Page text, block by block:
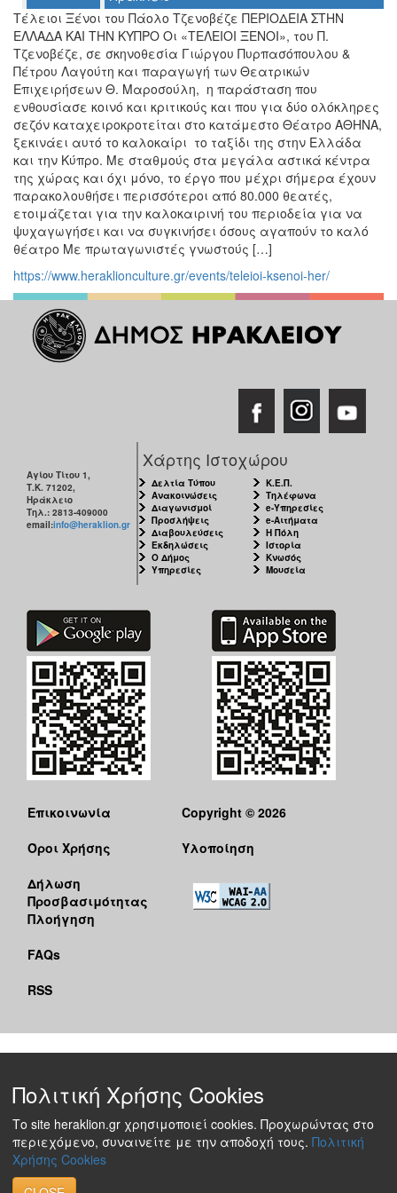
ΤΟΠΟΣ
ΜΑΣ
ΔΗΜΟΣ
ΠΟΛΙΤΙΣΜΟΣ
ΑΝΘΕΚΤΙΚΗ
ΠΟΛΗ
Τέλειοι Ξένοι του Πάολο Τζενοβέζε ΠΕΡΙΟΔΕΙΑ ΣΤΗΝ
ΕΛΛΑΔΑ ΚΑΙ ΤΗΝ ΚΥΠΡΟ Οι «ΤΕΛΕΙΟΙ ΞΕΝΟΙ», του Π.
Τζενοβέζε, σε σκηνοθεσία Γιώργου Πυρπασόπουλου &
Πέτρου Λαγούτη και παραγωγή των Θεατρικών
Επιχειρήσεων Θ. Μαροσούλη, η παράσταση που
ενθουσίασε κοινό και κριτικούς και που για δύο ολόκληρες
σεζόν καταχειροκροτείται στο κατάμεστο Θέατρο ΑΘΗΝΑ,
ξεκινάει αυτό το καλοκαίρι το ταξίδι της στην Ελλάδα
και την Κύπρο. Με σταθμούς στα μεγάλα αστικά κέντρα
της χώρας και όχι μόνο, το έργο που μέχρι σήμερα έχουν
παρακολουθήσει περισσότεροι από 80.000 θεατές,
ετοιμάζεται για την καλοκαιρινή του περιοδεία για να
ψυχαγωγήσει και να συγκινήσει όσους αγαπούν το καλό
θέατρο Με πρωταγωνιστές γνωστούς […]
https://www.heraklionculture.gr/events/teleioi-ksenoi-her/
Αγίου Τίτου 1,
Τ.Κ. 71202,
Ηράκλειο
Τηλ.: 2813-409000
email:info@heraklion.gr
Χάρτης Ιστοχώρου
Δελτία Τύπου
Ανακοινώσεις
Διαγωνισμοί
Προσλήψεις
Διαβουλεύσεις
Εκδηλώσεις
Ο Δήμος
Υπηρεσίες
Κ.Ε.Π.
Τηλέφωνα
e-Υπηρεσίες
e-Αιτήματα
Η Πόλη
Ιστορία
Κνωσός
Μουσεία
Επικοινωνία
Όροι Χρήσης
Δήλωση
Προσβασιμότητας
Πλοήγηση
FAQs
RSS
Copyright © 2026
Υλοποίηση
Πολιτική Χρήσης Cookies
Το site heraklion.gr χρησιμοποιεί cookies. Προχωρώντας στο
περιεχόμενο, συναινείτε με την αποδοχή τους. Πολιτική
Χρήσης Cookies